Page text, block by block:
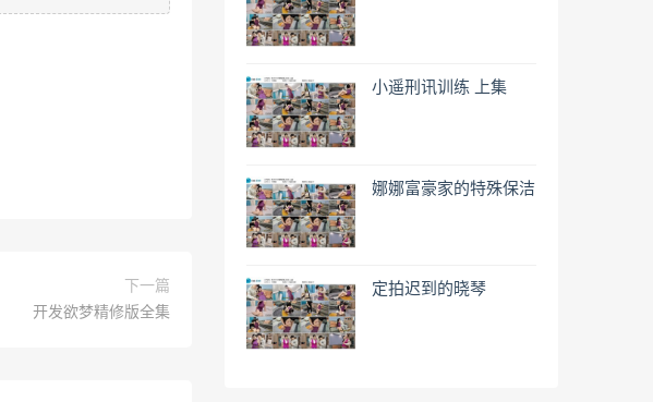
下一篇
开发欲梦精修版全集
小遥刑讯训练 上集
娜娜富豪家的特殊保洁
定拍迟到的晓琴